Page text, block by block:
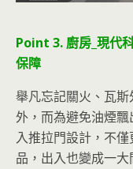
Point 3. 廚房_現代
保障
舉凡忘記關火、瓦
外，而為避免油煙
入推拉門設計，不
品，出入也變成一